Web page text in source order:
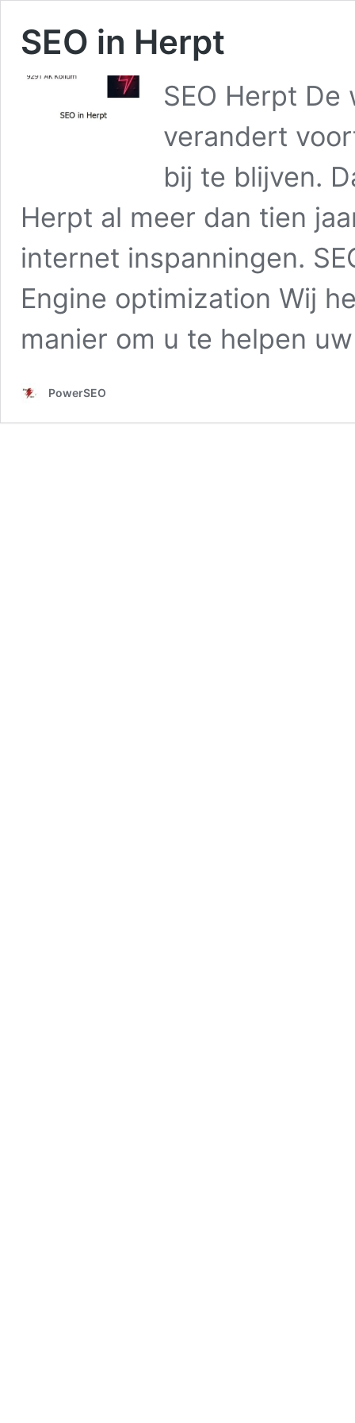
SEO in Herpt
SEO Herpt
verandert
bij te blijven.
Herpt al meer dan tien
internet inspanningen.
Engine optimization Wij
manier om u te helpen
PowerSEO